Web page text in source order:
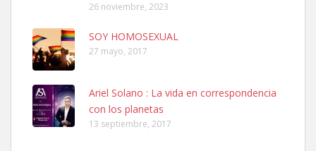
Ninfa perdida
El día 5 se los perdió una ninfa papillera, asustada tiene miedo a la
calle, se perdió por la zon...
26 noviembre, 2023
SOY HOMOSEXUAL
27 mayo, 2017
Ariel Solano : La vida en correspondencia
con los planetas
13 septiembre, 2017